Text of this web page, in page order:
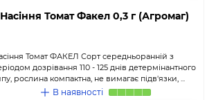
Насіння Томат Факел 0,3 г (Агромаг)
Томат ФАКЕЛ Сорт середньоранній з
дозрівання 110 - 125 днів детермінантного
рослина компактна, не вимагає підв'язки, ...
В наявності